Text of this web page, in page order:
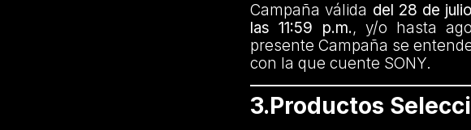
Campaña válida del 28 de
las 11:59 p.m., y/o hasta
presente Campaña se
con la que cuente SONY.
3.Productos